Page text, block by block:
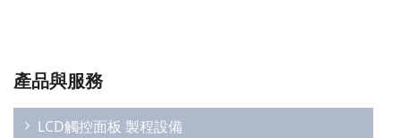
產品與服務
LCD觸控面板 製程設備